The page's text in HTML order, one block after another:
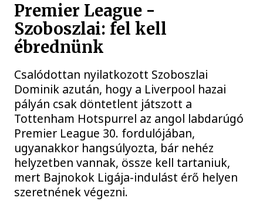
Premier League -
Szoboszlai: fel kell
ébrednünk
Csalódottan nyilatkozott Szoboszlai
Dominik azután, hogy a Liverpool hazai
pályán csak döntetlent játszott a
Tottenham Hotspurrel az angol labdarúgó
Premier League 30. fordulójában,
ugyanakkor hangsúlyozta, bár nehéz
helyzetben vannak, össze kell tartaniuk,
mert Bajnokok Ligája-indulást érő helyen
szeretnének végezni.